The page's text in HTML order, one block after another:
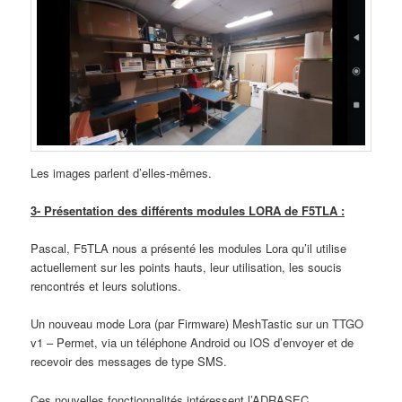
Les images parlent d’elles-mêmes.
3- Présentation des différents modules LORA de F5TLA :
Pascal, F5TLA nous a présenté les modules Lora qu’il utilise
actuellement sur les points hauts, leur utilisation, les soucis
rencontrés et leurs solutions.
Un nouveau mode Lora (par Firmware) MeshTastic sur un TTGO
v1 – Permet, via un téléphone Android ou IOS d’envoyer et de
recevoir des messages de type SMS.